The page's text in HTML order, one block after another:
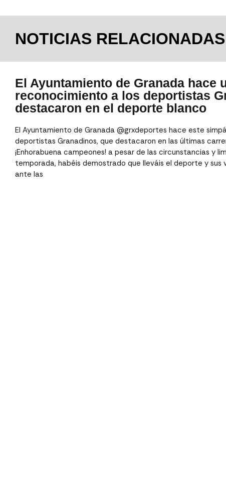
NOTICIAS RELACIONADAS
El Ayuntamiento de Granada hace
reconocimiento a los deportistas
destacaron en el deporte blanco
El Ayuntamiento de Granada @grxdeportes hace este
deportistas Granadinos, que destacaron en las últimas
¡Enhorabuena campeones! a pesar de las circunstancias y
temporada, habéis demostrado que lleváis el deporte y sus
ante las